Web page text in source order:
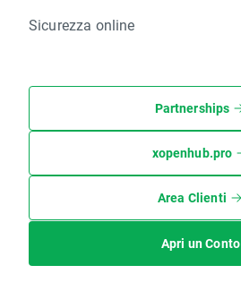
Sicurezza online
Partnerships
xopenhub.pro
Area Clienti
Apri un Conto